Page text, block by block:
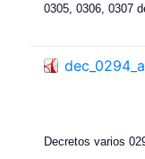
0305, 0306, 0307
Decretos varios